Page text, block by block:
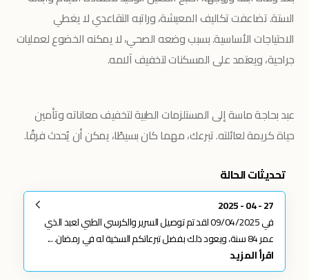
الستة. تضاعفت تكاليف المعيشة، وراتبه التقاعدي لا يغطي
الاحتياجات الأساسية. بسبب وضعه الصحي، لا يمكنه الخضوع لعمليات
جراحية، ويعتمد على المسكنات لتخفيف آلامه.
عبد بحاجة ماسة إلى المستلزمات الطبية لتخفيف معاناته وتأمين
حياة كريمة لعائلته.تبرعك، مهما كان بسيطًا، يمكن أن يُحدث فرقًا.
تحديثات الحالة
27 - 04 - 2025
في 09/04/2025 لقد تم توصيل السرير والكرسي الطبي لعبد الذي
عمر 84 سنة، ويعود ذلك بفضل تبرعاتكم السخية له في رمضان. ...
اقرأ المزيد